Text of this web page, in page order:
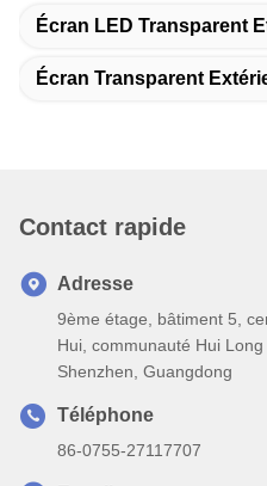
Écran LED Transparent
Écran Transparent
Contact rapide
Adresse
9ème étage, bâtiment 5,
Hui, communauté Hui
Shenzhen, Guangdong
Téléphone
86-0755-27117707